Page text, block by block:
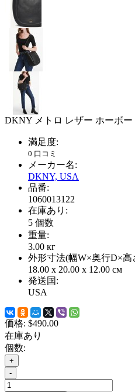
DKNY メトロ レザー ホーボ
満足度:
0 口コミ
メーカー名:
DKNY, USA
品番:
1060013122
在庫あり:
5 個数
重量:
3.00 кг
外形寸法(幅W×奥行D×高
18.00 x 20.00 x 12.00 см
発送国:
USA
価格: $490.00
在庫あり
個数:
+
-